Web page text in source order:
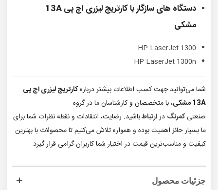
دستگاه های سازگار با
کارتریج لیزری اچ پی 13A
مشکی
HP LaserJet 1300
HP LaserJet 1300n
شما می‌توانید جهت کسب اطلاعات بیشتر دربارهکارتریج لیزری اچ پی
13A مشکی
، با متخصصان و کارشناسان ما در گروه
صنعتیکمرنگ درارتباطباشید. رضایت، انتقادات و نقطه نظرات شما برای
ما بسیار حائز اهمیت بوده و همواره تلاش می‌کنیم تا محصولات با بهترین
کیفیت و مناسب‌ترین قیمت در اختیار شما کاربران گرامی قرار گیرد.
جزئیات محصول